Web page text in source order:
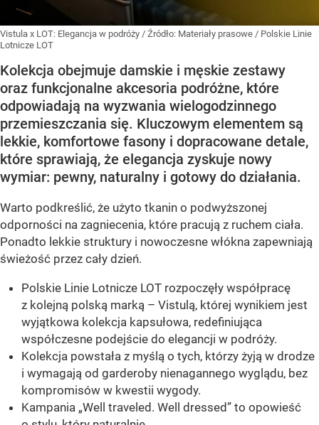
Vistula x LOT: Elegancja w podróży / Źródło: Materiały prasowe / Polskie Linie
Lotnicze LOT
Kolekcja obejmuje damskie i męskie zestawy
oraz funkcjonalne akcesoria podróżne, które
odpowiadają na wyzwania wielogodzinnego
przemieszczania się. Kluczowym elementem są
lekkie, komfortowe fasony i dopracowane detale,
które sprawiają, że elegancja zyskuje nowy
wymiar: pewny, naturalny i gotowy do działania.
Warto podkreślić, że użyto tkanin o podwyższonej
odporności na zagniecenia, które pracują z ruchem ciała.
Ponadto lekkie struktury i nowoczesne włókna zapewniają
świeżość przez cały dzień.
Polskie Linie Lotnicze LOT rozpoczęły współpracę
z kolejną polską marką – Vistulą, której wynikiem jest
wyjątkowa kolekcja kapsułowa, redefiniująca
współczesne podejście do elegancji w podróży.
Kolekcja powstała z myślą o tych, którzy żyją w drodze
i wymagają od garderoby nienagannego wyglądu, bez
kompromisów w kwestii wygody.
Kampania „Well traveled. Well dressed” to opowieść